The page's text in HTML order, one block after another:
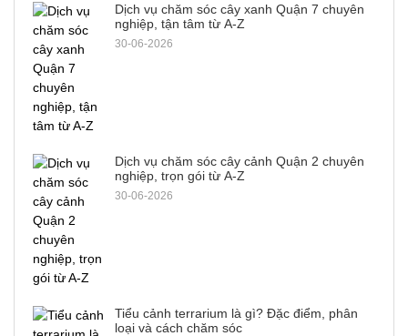
Dịch vụ chăm sóc cây xanh Quận 7 chuyên
nghiệp, tận tâm từ A-Z
30-06-2026
Dịch vụ chăm sóc cây cảnh Quận 2 chuyên
nghiệp, trọn gói từ A-Z
30-06-2026
Tiểu cảnh terrarium là gì? Đặc điểm, phân
loại và cách chăm sóc